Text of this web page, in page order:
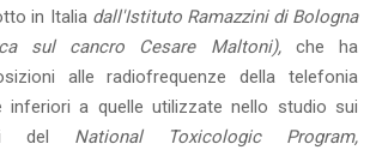
in Italia dall'Istituto Ramazzini di Bologna
sul cancro Cesare Maltoni), che ha
alle radiofrequenze della telefonia
inferiori a quelle utilizzate nello studio sui
del National Toxicologic Program,